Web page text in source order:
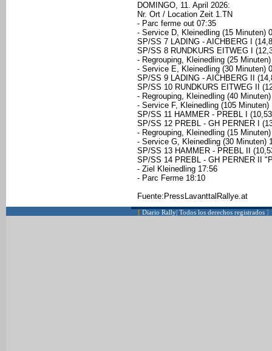
DOMINGO, 11. April 2026:
Nr. Ort / Location Zeit 1.TN
- Parc ferme out 07:35
- Service D, Kleinedling (15 Minuten)
SP/SS 7 LADING - AICHBERG I
SP/SS 8 RUNDKURS EITWEG I
- Regrouping, Kleinedling (25
- Service E, Kleinedling (30 Minuten)
SP/SS 9 LADING - AICHBERG II
SP/SS 10 RUNDKURS EITWEG II
- Regrouping, Kleinedling (40
- Service F, Kleinedling (105 Minuten)
SP/SS 11 HAMMER - PREBL I
SP/SS 12 PREBL - GH PERNER I
- Regrouping, Kleinedling (15
- Service G, Kleinedling (30 Minuten)
SP/SS 13 HAMMER - PREBL II
SP/SS 14 PREBL - GH PERNER II
- Ziel Kleinedling 17:56
- Parc Ferme 18:10
Fuente:PressLavanttalRallye.at
[ Diario Rally| Todos los derechos registrados ]